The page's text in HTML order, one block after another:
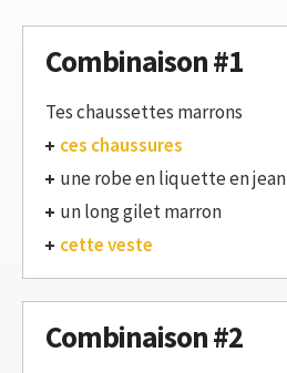
Combinaison #1
Tes chaussettes marrons
ces chaussures
une robe en liquette en jean
un long gilet marron
cette veste
Combinaison #2